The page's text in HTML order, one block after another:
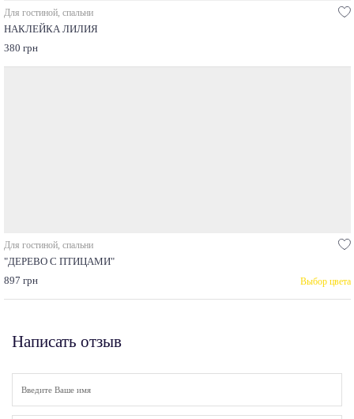
Для гостиной, спальни
НАКЛЕЙКА ЛИЛИЯ
380 грн
Для гостиной, спальни
"ДЕРЕВО С ПТИЦАМИ"
897 грн
Выбор цвета
Написать отзыв